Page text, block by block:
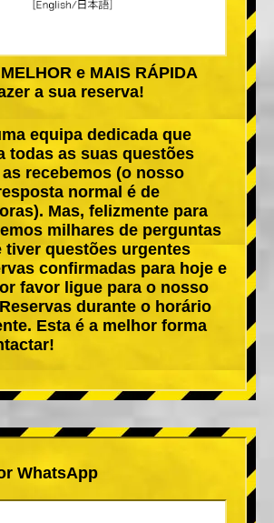
e MAIS RÁPIDA
a sua reserva!
equipa dedicada que
todas as suas questões
recebemos (o nosso
normal é de
Mas, felizmente para
milhares de perguntas
tiver questões urgentes
confirmadas para hoje e
favor ligue para o nosso
durante o horário
Esta é a melhor forma
WhatsApp